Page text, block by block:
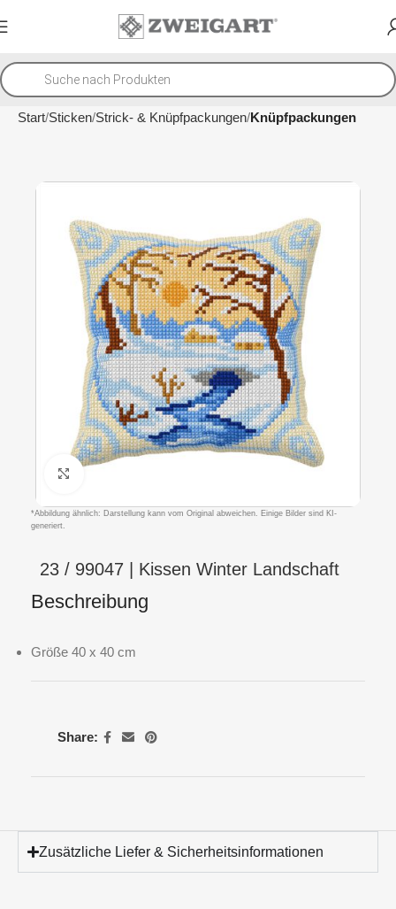
Start Sticken Strick- & Knüpfpackungen Knüpfpackungen
*Abbildung ähnlich: Darstellung kann vom Original abweichen. Einige Bilder sind KI-
generiert.
23 / 99047 | Kissen Winter Landschaft
Beschreibung
Größe 40 x 40 cm
Share:
Zusätzliche Liefer & Sicherheitsinformationen